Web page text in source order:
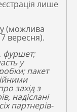
лише
(можлива
вересня).
фуршет;
у
пакет
захід з
надіслані
партнерів-